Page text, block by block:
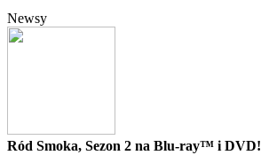
Newsy
Ród Smoka, Sezon 2 na Blu-ray™ i DVD!